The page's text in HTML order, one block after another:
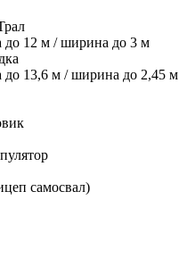
до 12 м / ширина до 3 м
до 13,6 м / ширина до 2,45 м
самосвал)